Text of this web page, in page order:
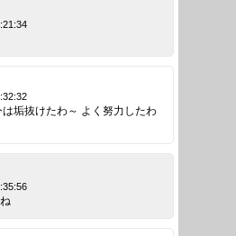
垢抜けたわ～ よく努力したわ